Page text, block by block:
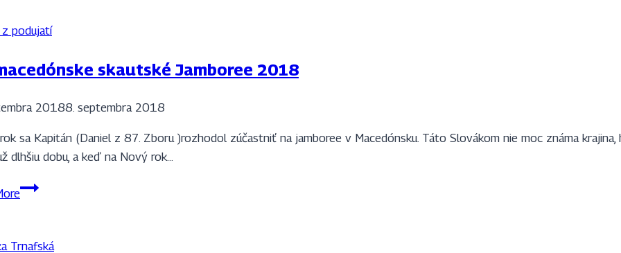
z podujatí
skautské Jamboree 2018
20188. septembra 2018
sa Kapitán (Daniel z 87. Zboru )rozhodol zúčastniť na jamboree v Macedónsku. Táto Slovákom nie moc známa krajina,
dlhšiu dobu, a keď na Nový rok…
12.
Jamboree